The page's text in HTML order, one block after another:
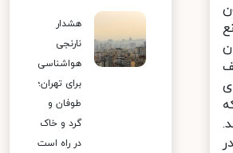
هشدار
نارنجی
هواشناسی
برای تهران؛
طوفان و
گرد و خاک
در راه است